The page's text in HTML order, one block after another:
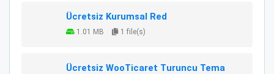
Ücretsiz Kurumsal Red
1.01 MB 1 file(s)
Ücretsiz WooTicaret Turuncu Tema